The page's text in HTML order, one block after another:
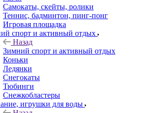
Самокаты, скейты, ролики
Теннис, бадминтон, пинг-понг
Игровая площадка
спорт и активный отдых
Назад
Зимний спорт и активный отдых
Коньки
Ледянки
Снегокаты
Тюбинги
Снежкобластеры
игрушки для воды